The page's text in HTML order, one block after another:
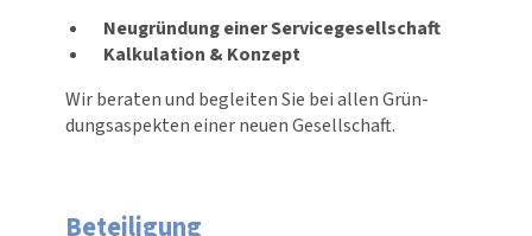
Neugründung einer Servicegesellschaft
Kalkulation & Konzept
Wir beraten und begleiten Sie bei allen Grün­
dungs­aspekten einer neuen Gesell­schaft.
Beteiligung